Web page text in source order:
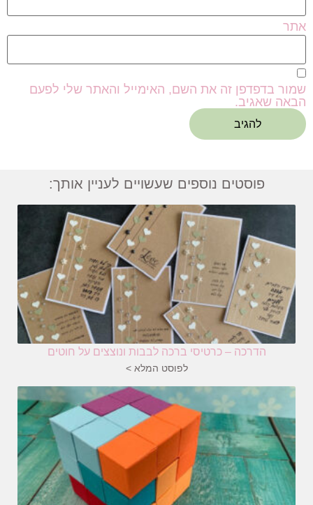
אתר
שמור בדפדפן זה את השם, האימייל והאתר שלי לפעם
הבאה שאגיב.
פוסטים נוספים שעשויים לעניין אותך:
הדרכה – כרטיסי ברכה לבבות ונוצצים על חוטים
לפוסט המלא >